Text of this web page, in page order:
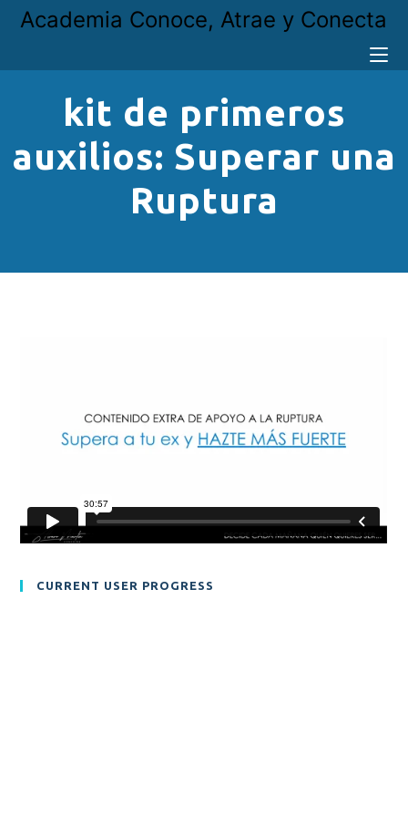
Academia Conoce, Atrae y Conecta
kit de primeros
auxilios: Superar una
Ruptura
CURRENT USER PROGRESS